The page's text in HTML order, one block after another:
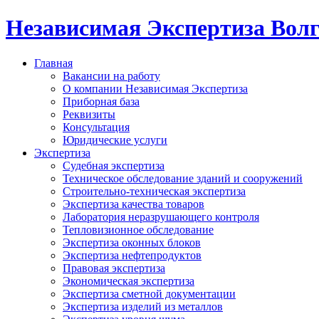
Независимая Экспертиза
Главная
Вакансии на работу
О компании Независимая Экспертиза
Приборная база
Реквизиты
Консультация
Юридические услуги
Экспертиза
Судебная экспертиза
Техническое обследование зданий и сооружений
Строительно-техническая экспертиза
Экспертиза качества товаров
Лаборатория неразрушающего контроля
Тепловизионное обследование
Экспертиза оконных блоков
Экспертиза нефтепродуктов
Правовая экспертиза
Экономическая экспертиза
Экспертиза сметной документации
Экспертиза изделий из металлов